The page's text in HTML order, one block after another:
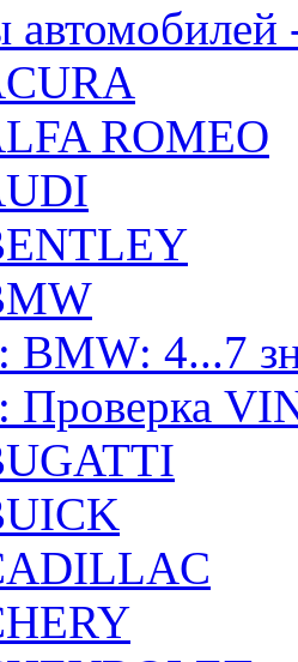
ROMEO
BMW: 4...7
Проверка